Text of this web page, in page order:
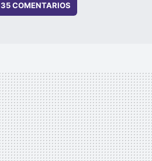
35 COMENTARIOS